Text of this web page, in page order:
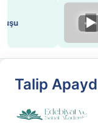
ATEŞ
Talip